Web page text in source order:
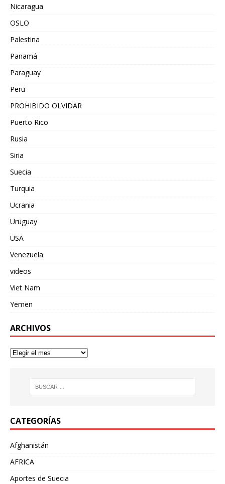
Nicaragua
OSLO
Palestina
Panamá
Paraguay
Peru
PROHIBIDO OLVIDAR
Puerto Rico
Rusia
Siria
Suecia
Turquia
Ucrania
Uruguay
USA
Venezuela
videos
Viet Nam
Yemen
ARCHIVOS
CATEGORÍAS
Afghanistán
AFRICA
Aportes de Suecia